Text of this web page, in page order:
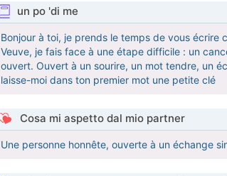
un po 'di me
Bonjour à toi, je prends le temps de vous écrire
Veuve, je fais face à une étape difficile : un
ouvert. Ouvert à un sourire, un mot tendre, un
laisse-moi dans ton premier mot une petite clé
Cosa mi aspetto dal mio partner
Une personne honnête, ouverte à un échange